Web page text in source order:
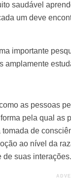
saudável
um deve
importante
amplamente
as pessoas
pela qual as
tomada de
ao nível da
de suas interações.